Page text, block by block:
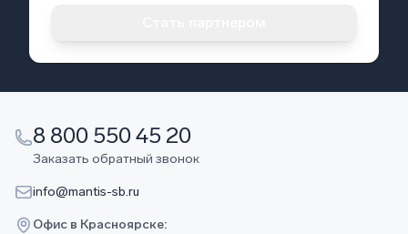
8 800 550 45 20
Заказать обратный звонок
info@mantis-sb.ru
Офис в Красноярске: